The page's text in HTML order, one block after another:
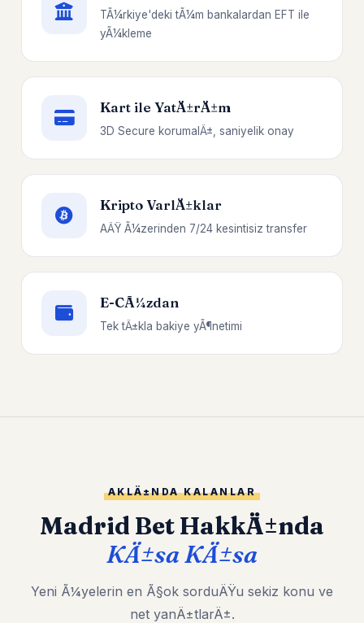
TÃ¼rkiye'deki tÃ¼m bankalardan EFT ile
yÃ¼kleme
Kart ile YatÄ±rÄ±m
3D Secure korumalÄ±, saniyelik onay
Kripto VarlÄ±klar
AÄŸ Ã¼zerinden 7/24 kesintisiz transfer
E-CÃ¼zdan
Tek tÄ±kla bakiye yÃ¶netimi
AKLÄ±NDA KALANLAR
Madrid Bet HakkÄ±nda
KÄ±sa KÄ±sa
Yeni Ã¼yelerin en Ã§ok sorduÄŸu sekiz konu ve
net yanÄ±tlarÄ±.